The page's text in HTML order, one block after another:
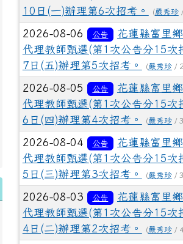
10日(一)辦理第6次招考。
(嚴秀珍/
2026-08-06 公告
花蓮縣富里
代理教師甄選(第1次公告分15次
7日(五)辦理第5次招考。
(嚴秀珍/
2026-08-05 公告
花蓮縣富里
代理教師甄選(第1次公告分15次
6日(四)辦理第4次招考。
(嚴秀珍/
2026-08-04 公告
花蓮縣富里
代理教師甄選(第1次公告分15次
5日(三)辦理第3次招考。
(嚴秀珍/
2026-08-03 公告
花蓮縣富里
代理教師甄選(第1次公告分15次
4日(二)辦理第2次招考。
(嚴秀珍/